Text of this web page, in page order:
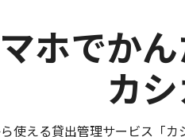
ホでか
カ
使える貸出管理サービス「カ